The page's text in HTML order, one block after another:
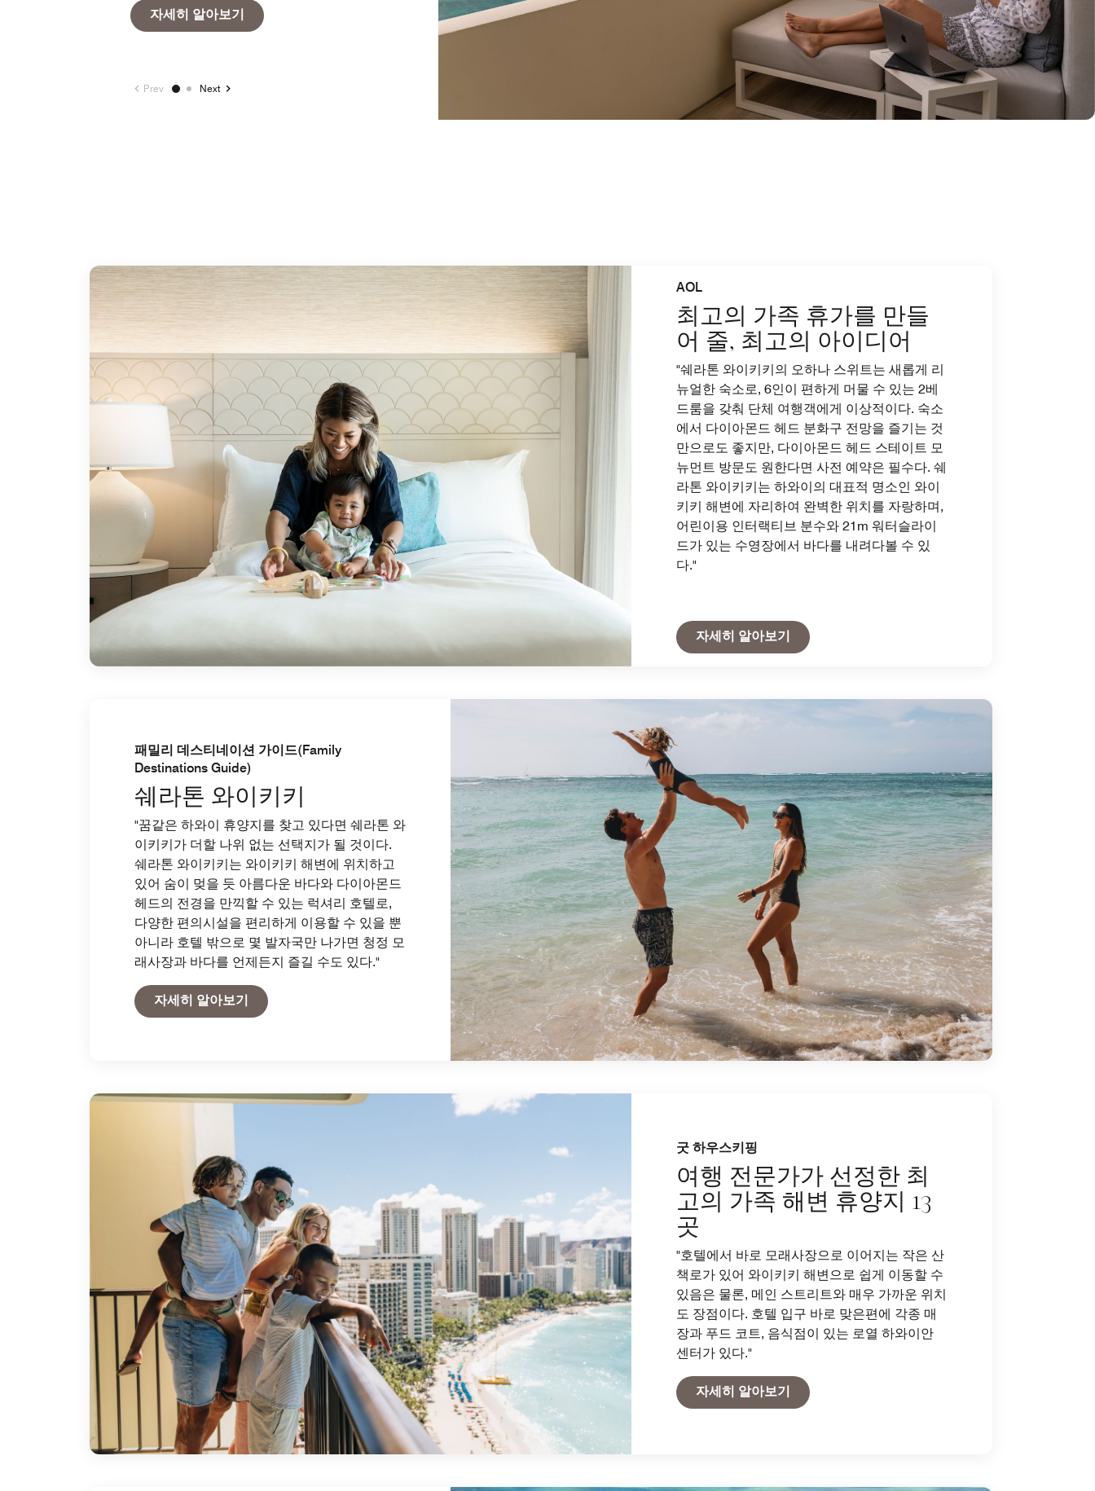
자세히 알아보기 Open in New Tab
Prev Next
AOL
최고의 가족 휴가를 만들
어 줄, 최고의 아이디어
"쉐라톤 와이키키의 오하나 스위트는 새롭게 리
뉴얼한 숙소로, 6인이 편하게 머물 수 있는 2베
드룸을 갖춰 단체 여행객에게 이상적이다. 숙소
에서 다이아몬드 헤드 분화구 전망을 즐기는 것
만으로도 좋지만, 다이아몬드 헤드 스테이트 모
뉴먼트 방문도 원한다면 사전 예약은 필수다. 쉐
라톤 와이키키는 하와이의 대표적 명소인 와이
키키 해변에 자리하여 완벽한 위치를 자랑하며,
어린이용 인터랙티브 분수와 21m 워터슬라이
드가 있는 수영장에서 바다를 내려다볼 수 있
다."
자세히 알아보기 Open in New Tab
패밀리 데스티네이션 가이드(Family
Destinations Guide)
쉐라톤 와이키키
"꿈같은 하와이 휴양지를 찾고 있다면 쉐라톤 와
이키키가 더할 나위 없는 선택지가 될 것이다.
쉐라톤 와이키키는 와이키키 해변에 위치하고
있어 숨이 멎을 듯 아름다운 바다와 다이아몬드
헤드의 전경을 만끽할 수 있는 럭셔리 호텔로,
다양한 편의시설을 편리하게 이용할 수 있을 뿐
아니라 호텔 밖으로 몇 발자국만 나가면 청정 모
래사장과 바다를 언제든지 즐길 수도 있다."
자세히 알아보기 Open in New Tab
굿 하우스키핑
여행 전문가가 선정한 최
고의 가족 해변 휴양지 13
곳
"호텔에서 바로 모래사장으로 이어지는 작은 산
책로가 있어 와이키키 해변으로 쉽게 이동할 수
있음은 물론, 메인 스트리트와 매우 가까운 위치
도 장점이다. 호텔 입구 바로 맞은편에 각종 매
장과 푸드 코트, 음식점이 있는 로열 하와이안
센터가 있다."
자세히 알아보기 Open in New Tab